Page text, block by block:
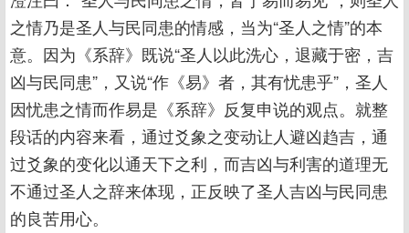
之情乃是圣人与民同患的情感，当为“圣人之情”的本
意。因为《系辞》既说“圣人以此洗心，退藏于密，吉
凶与民同患”，又说“作《易》者，其有忧患乎”，圣人
因忧患之情而作易是《系辞》反复申说的观点。就整
段话的内容来看，通过爻象之变动让人避凶趋吉，通
过爻象的变化以通天下之利，而吉凶与利害的道理无
不通过圣人之辞来体现，正反映了圣人吉凶与民同患
的良苦用心。